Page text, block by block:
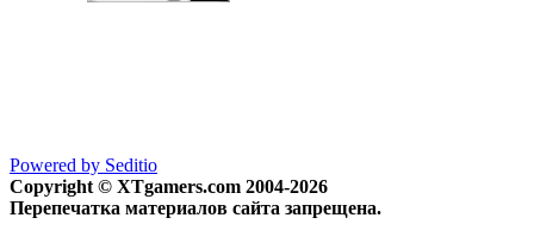
Powered by Seditio
Copyright © XTgamers.com 2004-2026
Перепечатка материалов сайта запрещена.